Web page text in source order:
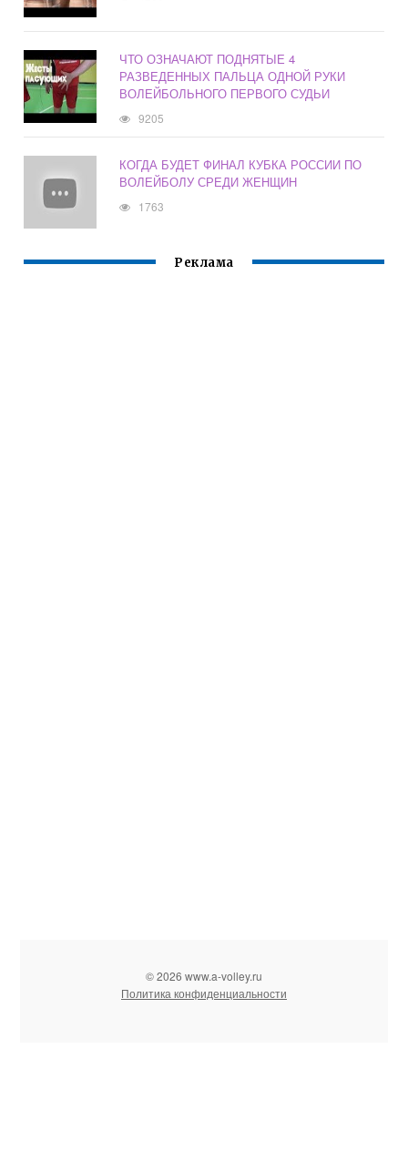
ЧТО ОЗНАЧАЮТ ПОДНЯТЫЕ 4
РАЗВЕДЕННЫХ ПАЛЬЦА ОДНОЙ РУКИ
ВОЛЕЙБОЛЬНОГО ПЕРВОГО СУДЬИ
9205
КОГДА БУДЕТ ФИНАЛ КУБКА РОССИИ ПО
ВОЛЕЙБОЛУ СРЕДИ ЖЕНЩИН
1763
Реклама
© 2026 www.a-volley.ru
Политика конфиденциальности